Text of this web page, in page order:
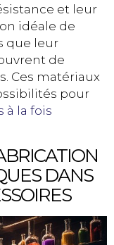
et leur
idéale de
que leur
de
Ces matériaux
pour
à la fois
DANS